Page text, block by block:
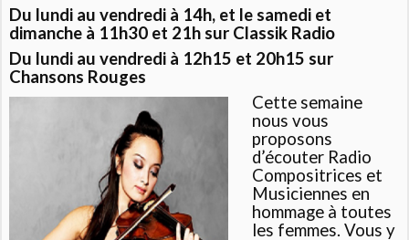
Du lundi au vendredi à 14h, et le samedi et
dimanche à 11h30 et 21h sur Classik Radio
Du lundi au vendredi à 12h15 et 20h15 sur
Chansons Rouges
Cette semaine
nous vous
proposons
d’écouter Radio
Compositrices et
Musiciennes en
hommage à toutes
les femmes. Vous y